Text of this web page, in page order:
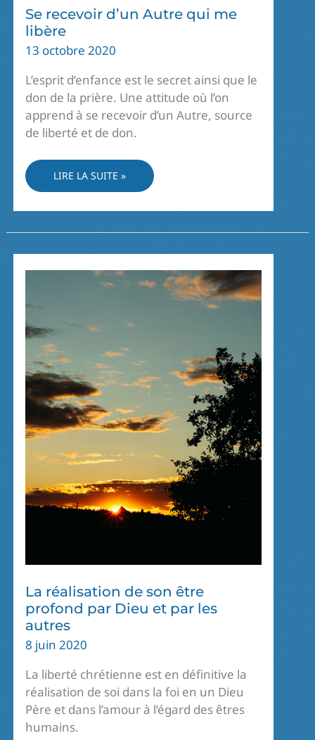
Se recevoir d’un Autre qui me
libère
13 octobre 2020
L’esprit d’enfance est le secret ainsi que le
don de la prière. Une attitude où l’on
apprend à se recevoir d’un Autre, source
de liberté et de don.
SE
RECEVOIR
D’UN
AUTRE
LIRE LA SUITE »
La réalisation de son être
profond par Dieu et par les
autres
8 juin 2020
La liberté chrétienne est en définitive la
réalisation de soi dans la foi en un Dieu
Père et dans l’amour à l’égard des êtres
humains.